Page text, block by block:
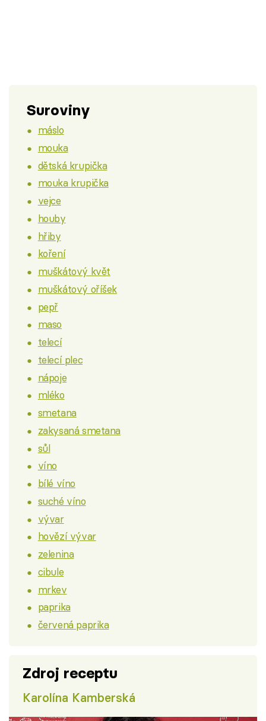
Suroviny
máslo
mouka
dětská krupička
mouka krupička
vejce
houby
hřiby
koření
muškátový květ
muškátový oříšek
pepř
maso
telecí
telecí plec
nápoje
mléko
smetana
zakysaná smetana
sůl
víno
bílé víno
suché víno
vývar
hovězí vývar
zelenina
cibule
mrkev
paprika
červená paprika
Zdroj receptu
Karolína Kamberská